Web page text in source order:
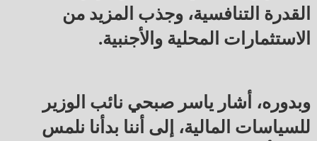
القدرة التنافسية، وجذب المزيد من
الاستثمارات المحلية والأجنبية.
وبدوره، أشار ياسر صبحي نائب الوزير
للسياسات المالية، إلى أننا بدأنا نلمس